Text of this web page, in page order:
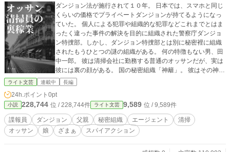
ダンジョン法が施行されて１０年。 日本では、スマホと同じ
くらいの価格でプライベートダンジョンが持てるようになっ
ていた。 個人による犯罪や組織的な犯罪などこれまでとはま
ったく違った事件の解決を目的に組織された警察庁ダンジョ
ン特捜部。しかし、ダンジョン特捜部とは別に秘密裡に組織
されたもうひとつの謎の組織がある。 何の特徴もない男、田
中一郎。 彼は清掃会社に勤務する普通のオッサンだが、実は
彼には裏の顔がある。 国の秘密組織「神籬」。 彼はその神籬
のトップエージェントして活躍しているが、妻と娘には本当
水入らずで旅行に行けることを夢見て、田中一郎は今日も凶
悪なダンジョン犯罪を撲滅するべく奔走する。 ある日、娘が
だまされ、ダンジョン配信中にオープンチャンネルで裸にひ
ん剝かれそうになったのを全力で魔物を消し炭にして、娘が
一躍有名人に……。田中一郎は娘を守りながら巨大な悪に立
ライト文芸 連載中 長編
24h.ポイント 0pt
小説 228,744 位 / 228,744件 ライト文芸 9,589 位 / 9,589件
諜報員 ダンジョン 父親 秘密組織 エージェント
清掃
オッサン
娘 ざまぁ スパイアクション